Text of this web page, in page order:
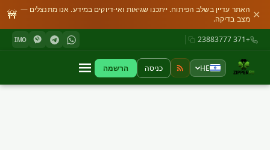
🚧 האתר עדיין בשלב הפיתוח. ייתכנו שגיאות ואי-דיוקים במידע. אנו מתנצלים —
מצב בדיקה. ✕
+371 23883777
IMO
HE כניסה הרשמה